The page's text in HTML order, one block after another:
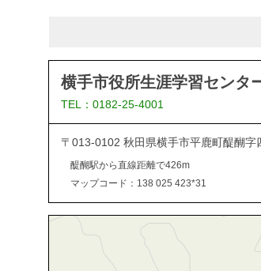
横手市役所生涯学習セン
TEL：0182-25-4001
〒013-0102 秋田県横手市平鹿町醍醐字
醍醐駅から直線距離で426m
マップコード：138 025 423*31